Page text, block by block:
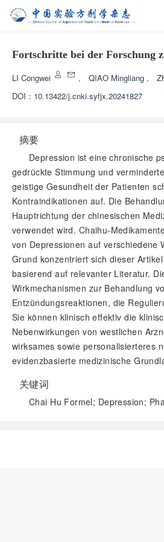
Fortschritte bei der Forschung
LI Congwei , QIAO Mingliang ,
DOI： 10.13422/j.cnki.syfjx.20241827
摘要
Depression ist eine chronische
gedrückte Stimmung und
geistige Gesundheit der Patienten
Kontraindikationen auf. Die
Hauptrichtung der chinesischen
verwendet wird. Chaihu-
von Depressionen auf verschiedene
Grund konzentriert sich dieser
basierend auf relevanter Literatur.
Wirkmechanismen zur Behandlung
Entzündungsreaktionen, die
Sie können klinisch effektiv die
Nebenwirkungen von westlichen
wirksames sowie personalisierteres
evidenzbasierte medizinische
关键词
Chai Hu Formel; Depression;